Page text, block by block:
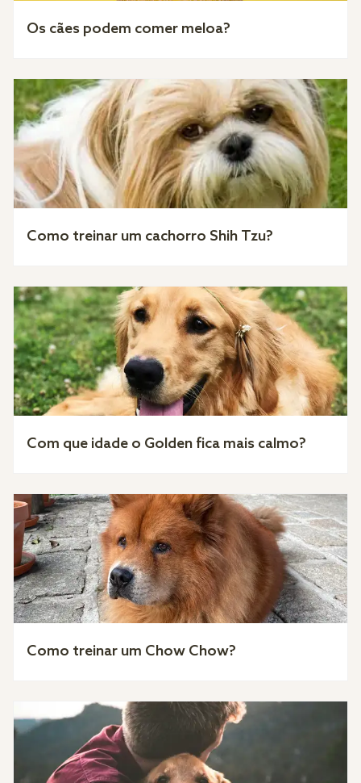
Os cães podem comer meloa?
Como treinar um cachorro Shih Tzu?
Com que idade o Golden fica mais calmo?
Como treinar um Chow Chow?